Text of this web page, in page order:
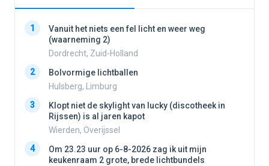
1
Vanuit het niets een fel licht en weer weg
(waarneming 2)
Dordrecht, Zuid-Holland
2
Bolvormige lichtballen
Hulsberg, Limburg
3
Klopt niet de skylight van lucky (discotheek in
Rijssen) is al jaren kapot
Wierden, Overijssel
4
Om 23.23 uur op 6-8-2026 zag ik uit mijn
keukenraam 2 grote, brede lichtbundels